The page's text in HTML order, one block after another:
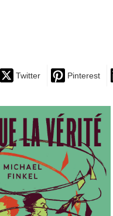
Twitter Pinterest